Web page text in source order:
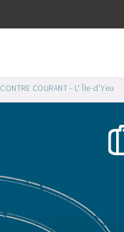
COURANT - L' Île-d'Yeu